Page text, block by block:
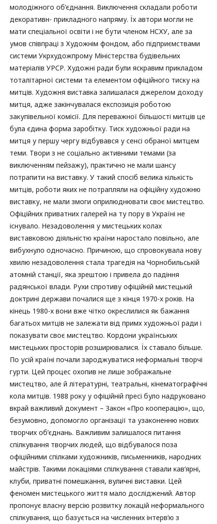
молодіжного об’єднання. Виключення складали роботи
декоративн- прикладного напряму. Їх автори могли не
мати спеціальної освіти і не бути членом НСХУ, але за
умов співпраці з Художнім фондом, або підприємствами
системи Укрхудожпрому Міністерства будівельних
матеріалів УРСР. Художні ради були яскравим прикладом
тоталітарної системи та елементом офіційного тиску на
митців. Художня виставка залишалася джерелом доходу
митця, адже закінчувалася експозиція роботою
закупівельної комісії. Для переважної більшості митців це
була єдина форма заробітку. Тиск художньої ради на
митця у першу чергу відбувався у сенсі обраної митцем
теми. Твори з не соціально активними темами (за
виключенням пейзажу), практично не мали шансу
потрапити на виставку. У такий спосіб велика кількість
митців, роботи яких не потрапляли на офіційну художню
виставку, не мали змоги оприлюднювати своє мистецтво.
Офіційних приватних галерей на ту пору в Україні не
існувало. Незадоволення у мистецьких колах
виставковою діяльністю країни наростало повільно, але
вибухнуло одночасно. Причиною, що спровокувала нову
хвилю незадоволення стала трагедія на Чорнобильській
атомній станції, яка зрештою і привела до падіння
радянської влади. Рухи спротиву офіційній мистецькій
доктрині держави почалися ще з кінця 1970-х років. На
кінець 1980-х вони вже чітко окреслилися як бажання
багатьох митців не залежати від примх художньої ради і
показувати своє мистецтво. Кордони українських
мистецьких просторів розширювалися. Їх ставало більше.
По усій країні почали зароджуватися неформальні творчі
гурти. Цей процес охопив не лише зображальне
мистецтво, але й літературні, театральні, кінематографічні
кола митців. 1988 року у офіційній пресі було надруковано
вкрай важливий документ – Закон «Про кооперацію», що,
безумовно, допомогло організації та узаконенню нових
творчих об’єднань. Важливим залишалося питання
спілкування творчих людей, що відбувалося поза
офіційними спілками художників, письменників, народних
майстрів. Такими локаціями спілкування ставали кав’ярні,
клуби, приватні помешкання, вуличні виставки. Цей
феномен мистецького життя мало досліджений. Автор
пропонує власну версію розвитку локацій неформального
спілкування, що базується на численних інтерв’ю з